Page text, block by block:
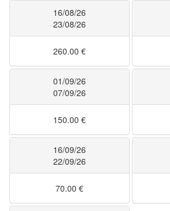
16/08/26
23/08/26
260.00 €
01/09/26
07/09/26
150.00 €
16/09/26
22/09/26
70.00 €